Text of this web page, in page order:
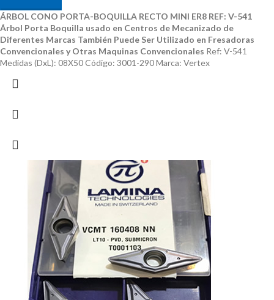
ÁRBOL CONO PORTA-BOQUILLA RECTO MINI ER8 REF: V-541
Árbol Porta Boquilla usado en Centros de Mecanizado de
Diferentes Marcas También Puede Ser Utilizado en Fresadoras
Convencionales y Otras Maquinas Convencionales Ref: V-541
Medidas (DxL): 08X50 Código: 3001-290 Marca: Vertex